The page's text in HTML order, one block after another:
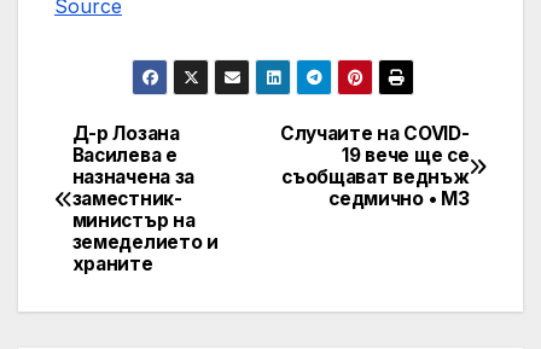
Source
Post
navigation
Случаите на COVID-
19 вече ще се
съобщават веднъж
седмично • МЗ
Д-р Лозана
Василева е
назначена за
заместник-
министър на
земеделието и
храните